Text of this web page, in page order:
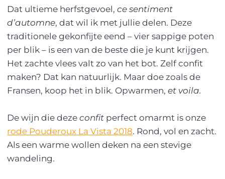
Dat ultieme herfstgevoel,ce sentiment
d’automne, dat wil ik met jullie delen. Deze
traditionele gekonfijte eend – vier sappige poten
per blik – is een van de beste die je kunt krijgen.
Het zachte vlees valt zo van het bot. Zelf confit
maken? Dat kan natuurlijk. Maar doe zoals de
Fransen, koop het in blik. Opwarmen,et voila.
De wijn die dezeconfit perfect omarmt is onze
rode Pouderoux La Vista 2018. Rond, vol en zacht.
Als een warme wollen deken na een stevige
wandeling.